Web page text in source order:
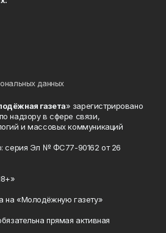
данных
газета» зарегистрировано
надзору в сфере связи,
и массовых коммуникаций
серия Эл № ФС77-90162 от 26
на «Молодёжную газету»
прямая активная